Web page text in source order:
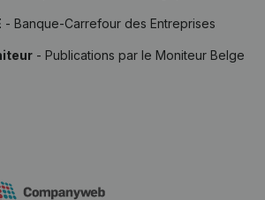
- Banque-Carrefour des Entreprises
- Publications par le Moniteur Belge